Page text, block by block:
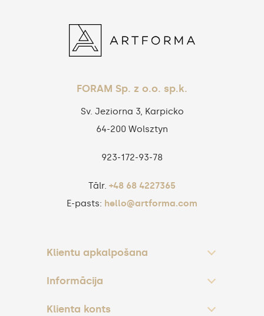
FORAM Sp. z o.o. sp.k.
Sv. Jeziorna 3, Karpicko
64-200 Wolsztyn
923‑172‑93‑78
Tālr. +48 68 4227365
E-pasts: hello@artforma.com
Klientu apkalpošana
Informācija
Klienta konts